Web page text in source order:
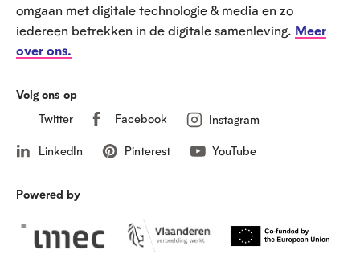
omgaan met digitale technologie & media en zo
iedereen betrekken in de digitale samenleving. Meer
over ons.
Volg ons op
Twitter
Facebook Instagram
LinkedIn Pinterest YouTube
Powered by